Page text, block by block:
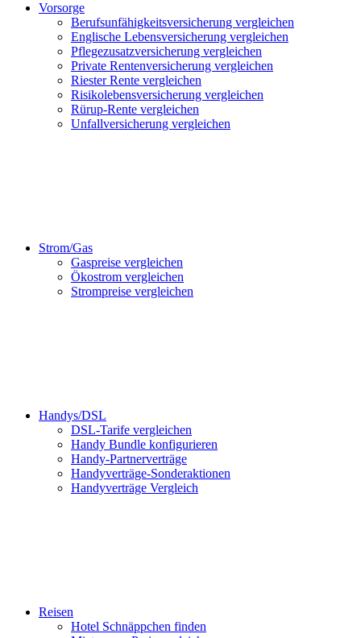
Vorsorge
Berufsunfähigkeitsversicherung vergleichen
Englische Lebensversicherung vergleichen
Pflegezusatzversicherung vergleichen
Private Rentenversicherung vergleichen
Riester Rente vergleichen
Risikolebensversicherung vergleichen
Rürup-Rente vergleichen
Unfallversicherung vergleichen
Strom/Gas
Gaspreise vergleichen
Ökostrom vergleichen
Strompreise vergleichen
Handys/DSL
DSL-Tarife vergleichen
Handy Bundle konfigurieren
Handy-Partnerverträge
Handyverträge-Sonderaktionen
Handyverträge Vergleich
Reisen
Hotel Schnäppchen finden